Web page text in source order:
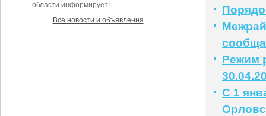
области информирует!
Все новости и объявления
Режим
С 1